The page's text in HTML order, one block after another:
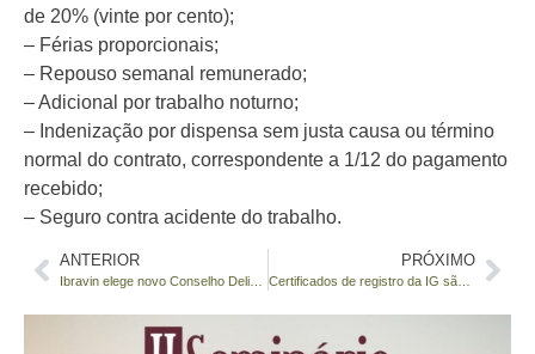
de 20% (vinte por cento);
– Férias proporcionais;
– Repouso semanal remunerado;
– Adicional por trabalho noturno;
– Indenização por dispensa sem justa causa ou término
normal do contrato, correspondente a 1/12 do pagamento
recebido;
– Seguro contra acidente do trabalho.
ANTERIOR
Ibravin elege novo Conselho Deliberativo
PRÓXIMO
Certificados de registro da IG são entregues em Monte Belo